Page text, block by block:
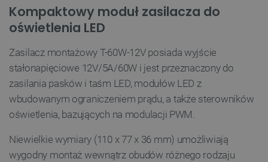
Kompaktowy moduł zasilacza do
oświetlenia LED
Zasilacz montażowy T-60W-12V posiada wyjście
stałonapięciowe 12V/5A/60W i jest przeznaczony do
zasilania pasków i taśm LED, modułów LED z
wbudowanym ograniczeniem prądu, a także sterowników
oświetlenia, bazujących na modulacji PWM.
Niewielkie wymiary (110 x 77 x 36 mm) umożliwiają
wygodny montaż wewnątrz obudów różnego rodzaju